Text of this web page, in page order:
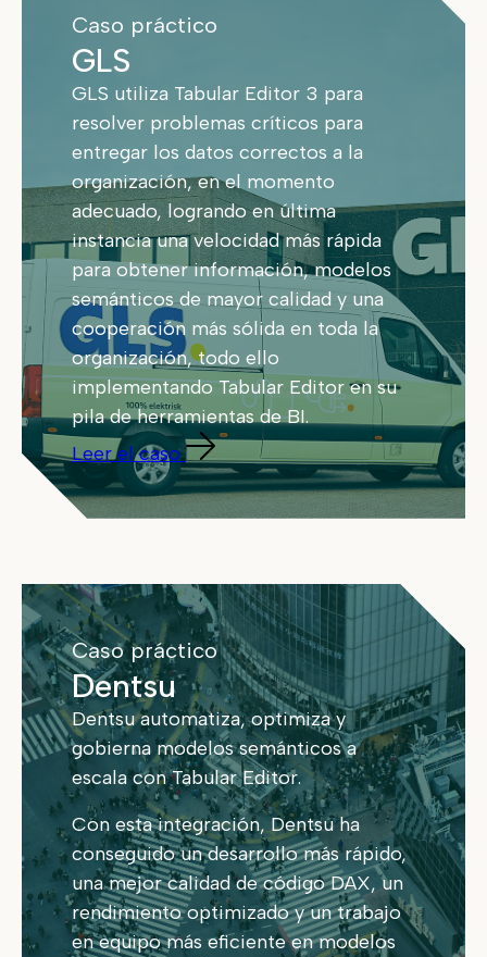
Caso práctico
GLS
GLS utiliza Tabular Editor 3 para
resolver problemas críticos para
entregar los datos correctos a la
organización, en el momento
adecuado, logrando en última
instancia una velocidad más rápida
para obtener información, modelos
semánticos de mayor calidad y una
cooperación más sólida en toda la
organización, todo ello
implementando Tabular Editor en su
pila de herramientas de BI.
Leer el caso
Caso práctico
Dentsu
Dentsu automatiza, optimiza y
gobierna modelos semánticos a
escala con Tabular Editor.
Con esta integración, Dentsu ha
conseguido un desarrollo más rápido,
una mejor calidad de código DAX, un
rendimiento optimizado y un trabajo
en equipo más eficiente en modelos